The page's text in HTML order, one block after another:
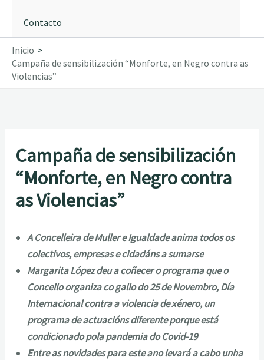
Contacto
Inicio
Campaña de sensibilización “Monforte, en Negro contra as
Violencias”
Campaña de sensibilización
“Monforte, en Negro contra
as Violencias”
A Concelleira de Muller e Igualdade anima todos os
colectivos, empresas e cidadáns a sumarse
Margarita López deu a coñecer o programa que o
Concello organiza co gallo do 25 de Novembro, Día
Internacional contra a violencia de xénero, un
programa de actuacións diferente porque está
condicionado pola pandemia do Covid-19
Entre as novidades para este ano levará a cabo unha